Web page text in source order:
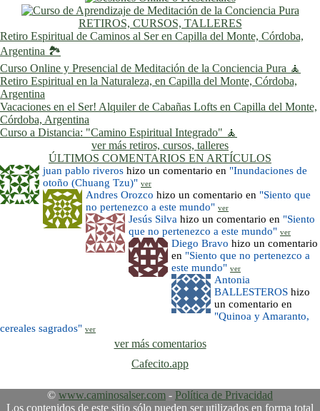
RETIROS, CURSOS, TALLERES
Retiro Espiritual de Caminos al Ser en Capilla del Monte, Córdoba,
Argentina 🏞️
Curso Online y Presencial de Meditación de la Conciencia Pura 🧘
Retiro Espiritual en la Naturaleza, en Capilla del Monte, Córdoba,
Argentina
Vacaciones en el Ser! Alquiler de Cabañas Lofts en Capilla del Monte,
Córdoba, Argentina
Curso a Distancia: "Camino Espiritual Integrado" 🧘
ver más retiros, cursos, talleres
ÚLTIMOS COMENTARIOS EN ARTÍCULOS
juan pablo riveros hizo un comentario en "Inundaciones de
otoño (Chuang Tzu)" ver
Andres Orozco hizo un comentario en "Siento que
no pertenezco a este mundo" ver
Jesús Silva hizo un comentario en "Siento
que no pertenezco a este mundo" ver
Diego Bravo hizo un comentario
en "Siento que no pertenezco a
este mundo" ver
Antonia
BALLESTEROS hizo
un comentario en
"Quinoa y Amaranto,
cereales sagrados" ver
ver más comentarios
Cafecito.app
© www.caminosalser.com - Política de Privacidad
Los contenidos de este sitio sólo pueden ser utilizados en forma total